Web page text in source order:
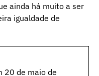
ainda há muito a ser
igualdade de
20 de maio de